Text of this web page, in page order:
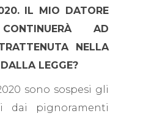
IL MIO DATORE
AD
NELLA
LEGGE?
sono sospesi gli
dai pignoramenti